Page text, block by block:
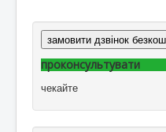
замовити дзвінок
проконсультувати
чекайте